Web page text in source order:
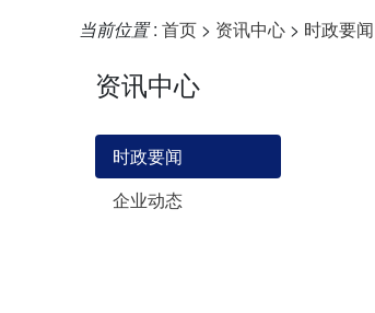
当前位置: 首页 > 资讯中心 > 时政要闻
资讯中心
时政要闻
企业动态